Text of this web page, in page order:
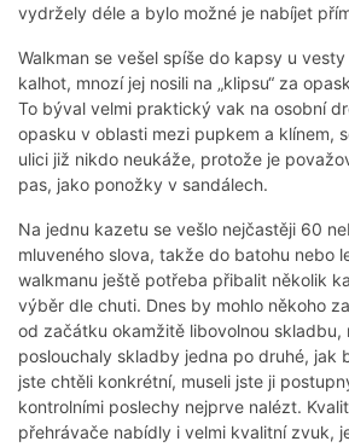
vydržely déle a bylo možné je nabíjet
Walkman se vešel spíše do kapsy u
kalhot, mnozí jej nosili na „klipsu“ za
To býval velmi praktický vak na osobní
opasku v oblasti mezi pupkem a klínem,
ulici již nikdo neukáže, protože je
pas, jako ponožky v sandálech.
Na jednu kazetu se vešlo nejčastěji 60
mluveného slova, takže do batohu nebo
walkmanu ještě potřeba přibalit několik
výběr dle chuti. Dnes by mohlo někoho
od začátku okamžitě libovolnou skladbu,
poslouchaly skladby jedna po druhé, jak
jste chtěli konkrétní, museli jste ji
kontrolními poslechy nejprve nalézt.
přehrávače nabídly i velmi kvalitní zvuk,